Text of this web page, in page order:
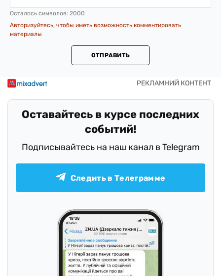
Осталось символов: 2000
Авторизуйтесь, чтобы иметь возможность комментировать
материалы
ОТПРАВИТЬ
Оставайтесь в курсе последних
событий!
Подписывайтесь на наш канал в Telegram
Следить в Телеграмме